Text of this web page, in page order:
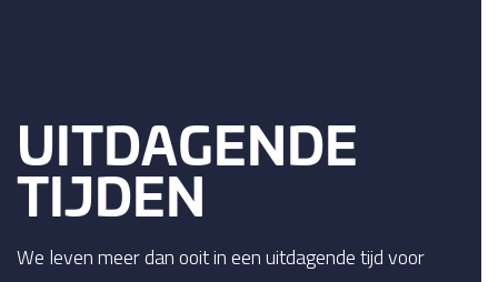
UITDAGENDE
TIJDEN
We leven meer dan ooit in een uitdagende tijd voor